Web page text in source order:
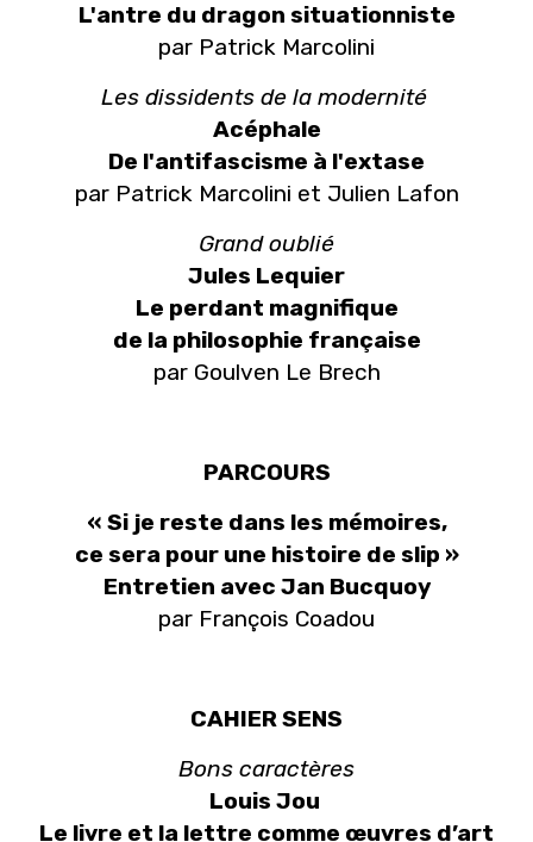
L'antre du dragon situationniste
par Patrick Marcolini
Les dissidents de la modernité
Acéphale
De l'antifascisme à l'extase
par Patrick Marcolini et Julien Lafon
Grand oublié
Jules Lequier
Le perdant magnifique
de la philosophie française
par Goulven Le Brech
PARCOURS
« Si je reste dans les mémoires,
ce sera pour une histoire de slip »
Entretien avec Jan Bucquoy
par François Coadou
CAHIER SENS
Bons caractères
Louis Jou
Le livre et la lettre comme œuvres d’art